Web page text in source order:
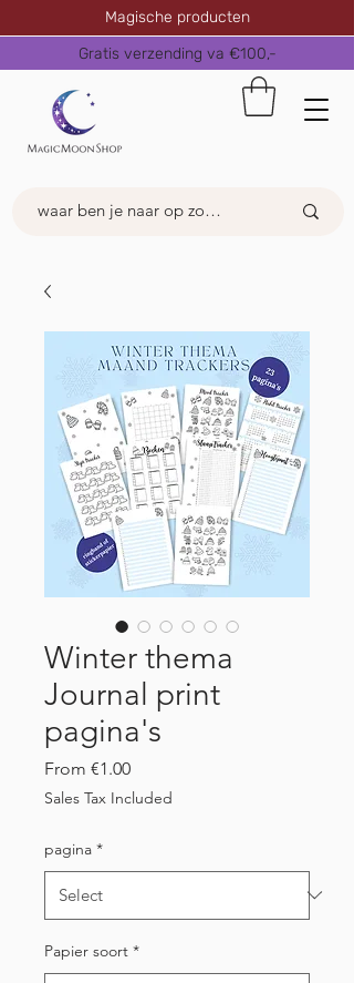
Magische producten
Gratis verzending va €100,-
Winter thema
Journal print
pagina's
From €1.00Sale
Price
Sales Tax Included
pagina *
Papier soort *